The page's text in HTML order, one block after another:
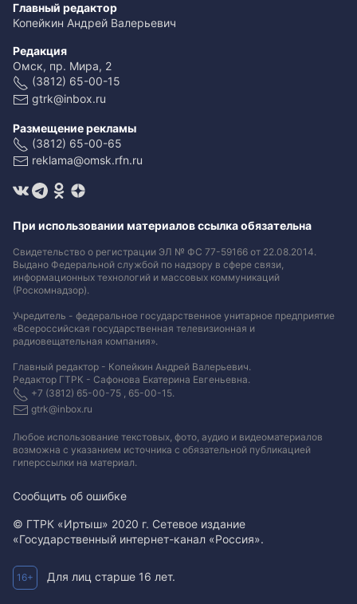
Главный редактор
Копейкин Андрей Валерьевич
Редакция
Омск, пр. Мира, 2
(3812) 65-00-15
gtrk@inbox.ru
Размещение рекламы
(3812) 65-00-65
reklama@omsk.rfn.ru
При использовании материалов ссылка обязательна
Свидетельство о регистрации ЭЛ № ФС 77-59166 от 22.08.2014.
Выдано Федеральной службой по надзору в сфере связи,
информационных технологий и массовых коммуникаций
(Роскомнадзор).
Учредитель - федеральное государственное унитарное предприятие
«Всероссийская государственная телевизионная и
радиовещательная компания».
Главный редактор - Копейкин Андрей Валерьевич.
Редактор ГТРК - Сафонова Екатерина Евгеньевна.
+7 (3812) 65-00-75 , 65-00-15.
gtrk@inbox.ru
Любое использование текстовых, фото, аудио и видеоматериалов
возможна с указанием источника с обязательной публикацией
гиперссылки на материал.
Сообщить об ошибке
© ГТРК «Иртыш» 2020 г. Сетевое издание
«Государственный интернет-канал «Россия».
16+ Для лиц старше 16 лет.